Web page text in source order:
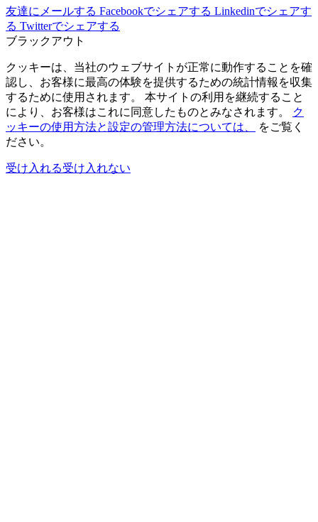
友達にメールする Facebookでシェアする Linkedinでシェアす
る Twitterでシェアする
ブラックアウト
クッキーは、当社のウェブサイトが正常に動作することを確
認し、お客様に最高の体験を提供するための統計情報を収集
するために使用されます。 本サイトの利用を継続すること
により、お客様はこれに同意したものとみなされます。
ク
ッキーの使用方法と設定の管理方法については、
をご覧く
ださい。
受け入れる受け入れない